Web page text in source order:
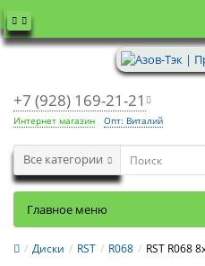
+7 (928) 169-21-21
Интернет магазин Опт: Виталий
Все категории
Главное меню
Диски RST R068 RST R068